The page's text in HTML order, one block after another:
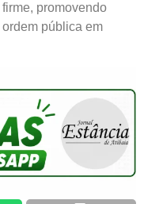
promovendo
pública em